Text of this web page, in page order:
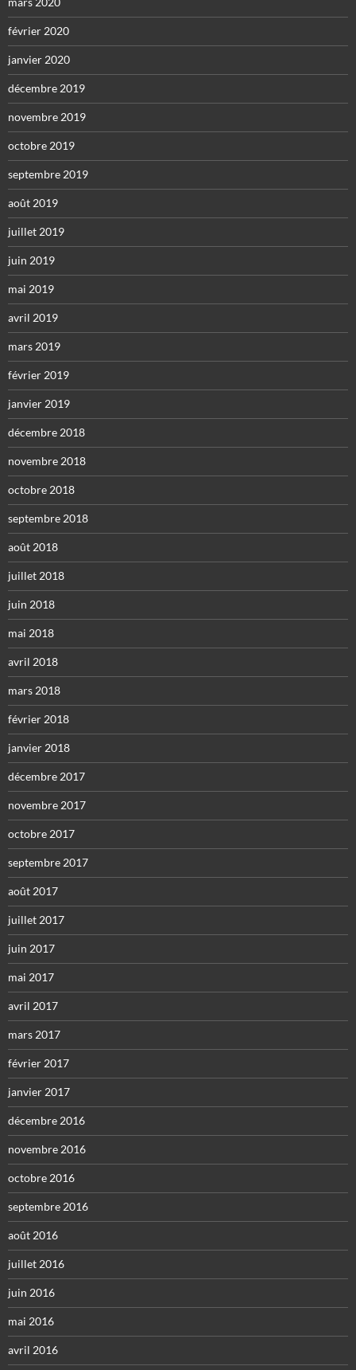
février 2020
janvier 2020
décembre 2019
novembre 2019
octobre 2019
septembre 2019
août 2019
juillet 2019
juin 2019
mai 2019
avril 2019
mars 2019
février 2019
janvier 2019
décembre 2018
novembre 2018
octobre 2018
septembre 2018
août 2018
juillet 2018
juin 2018
mai 2018
avril 2018
mars 2018
février 2018
janvier 2018
décembre 2017
novembre 2017
octobre 2017
septembre 2017
août 2017
juillet 2017
juin 2017
mai 2017
avril 2017
mars 2017
février 2017
janvier 2017
décembre 2016
novembre 2016
octobre 2016
septembre 2016
août 2016
juillet 2016
juin 2016
mai 2016
avril 2016